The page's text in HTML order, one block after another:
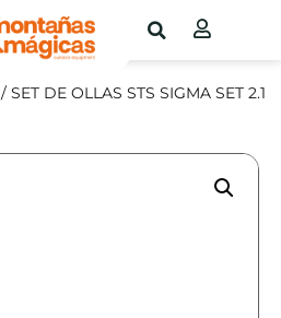
/ SET DE OLLAS STS SIGMA SET 2.1